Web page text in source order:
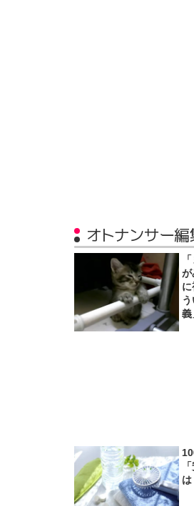
オトナンサー
が
義